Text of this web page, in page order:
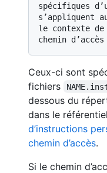
spécifiques
s’appliquent
le contexte
Ceux-ci sont
fichiers
dessous du
dans le
d’instructions
chemin d’accès.
Si le chemin